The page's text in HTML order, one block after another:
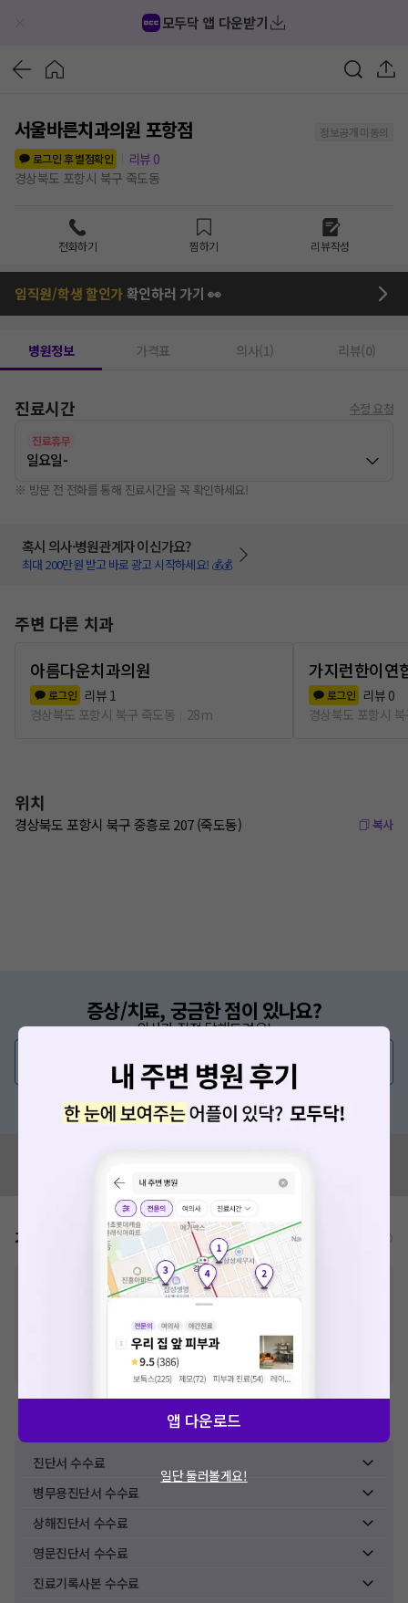
모두닥 앱 다운받기
서울바른치과의원 포항점
정보공개 미동의
로그인 후 별점확인
리뷰 0
경상북도 포항시 북구 죽도동
전화하기 찜하기 리뷰작성
임직원/학생 할인가확인하러 가기 👀
병원정보 가격표 의사(1) 리뷰(0)
진료시간 수정 요청
진료휴무
일요일-
※ 방문 전 전화를 통해 진료시간을 꼭 확인하세요!
혹시 의사·병원관계자 이신가요?
최대 200만원 받고 바로 광고 시작하세요! 💰💰
주변 다른 치과
아름다운치과의원
로그인 리뷰 1
경상북도 포항시 북구 죽도동
28m
가지런한이연
로그인 리뷰 0
경상북도 포항시
위치
경상북도 포항시 북구 중흥로 207 (죽도동) 복사
증상/치료, 궁금한 점이 있나요?
의사가 직접 답해드려요!
💬 무엇이든 물어보세요
모두닥 팀에 알려주세요!
가격표 비급여/급여 진료란?
비급여 항목의 경우,추가비용 등으로 실제 가격과 상이할 수 있으니, 정확
한 가격은 해당 의료기관에 직접 문의해주세요.
격입니다. (진료와 연관된 복합적인 비용이 추가되어, 병원마다 금액이 다르게
산정될 수 있는 점 참고 바랍니다.)
※ 이벤트가, 할인가는VAT 포함
진단서 수수료
병무용진단서 수수료
상해진단서 수수료
영문진단서 수수료
진료기록사본 수수료
앱 다운로드
일단 둘러볼게요!